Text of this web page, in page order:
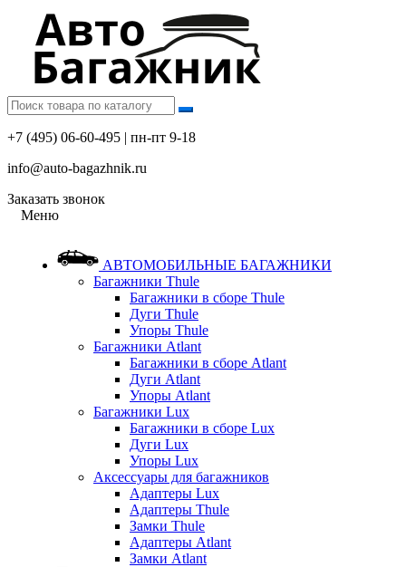
+7 (495) 06-60-495 | пн-пт 9-18
info@auto-bagazhnik.ru
Заказать звонок
Меню
АВТОМОБИЛЬНЫЕ БАГАЖНИКИ
Багажники Thule
Багажники в сборе Thule
Дуги Thule
Упоры Thule
Багажники Atlant
Багажники в сборе Atlant
Дуги Atlant
Упоры Atlant
Багажники Lux
Багажники в сборе Lux
Дуги Lux
Упоры Lux
Аксессуары для багажников
Адаптеры Lux
Адаптеры Thule
Замки Thule
Адаптеры Atlant
Замки Atlant